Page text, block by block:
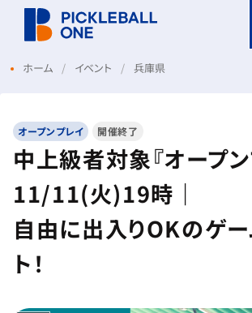
ホーム イベント 兵庫県
オープンプレイ 開催終了
中上級者対象『オープン
11/11(火)19時｜
自由に出入りOKのゲ
ト！